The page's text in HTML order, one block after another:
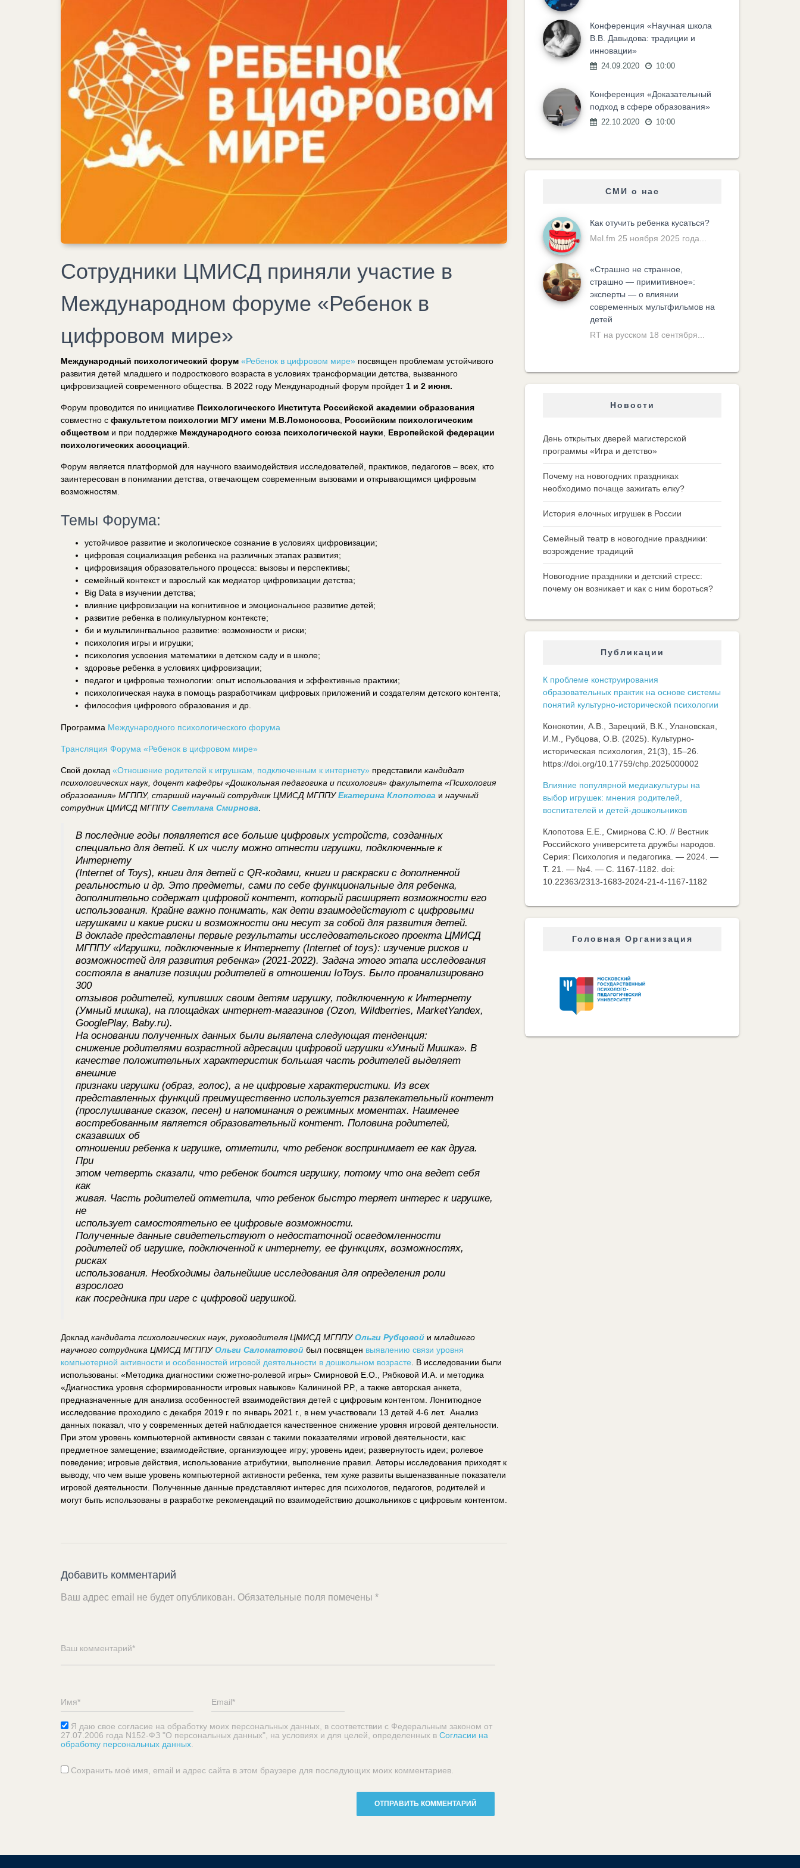
Сотрудники ЦМИСД приняли участие в
Международном форуме «Ребенок в
цифровом мире»
Международный психологический форум «Ребенок в цифровом мире» посвящен проблемам устойчивого
развития детей младшего и подросткового возраста в условиях трансформации детства, вызванного
цифровизацией современного общества. В 2022 году Международный форум пройдет1 и 2 июня.
Форум проводится по инициативе Психологического Института Российской академии образования
совместно с факультетом психологии МГУ имени М.В.Ломоносова, Российским психологическим
обществом и при поддержке Международного союза психологической науки, Европейской федерации
психологических ассоциаций.
Форум является платформой для научного взаимодействия исследователей, практиков, педагогов – всех, кто
заинтересован в понимании детства, отвечающем современным вызовами и открывающимся цифровым
возможностям.
Темы Форума:
устойчивое развитие и экологическое сознание в условиях цифровизации;
цифровая социализация ребенка на различных этапах развития;
цифровизация образовательного процесса: вызовы и перспективы;
семейный контекст и взрослый как медиатор цифровизации детства;
Big Data в изучении детства;
влияние цифровизации на когнитивное и эмоциональное развитие детей;
развитие ребенка в поликультурном контексте;
би и мультилингвальное развитие: возможности и риски;
психология игры и игрушки;
психология усвоения математики в детском саду и в школе;
здоровье ребенка в условиях цифровизации;
педагог и цифровые технологии: опыт использования и эффективные практики;
психологическая наука в помощь разработчикам цифровых приложений и создателям детского контента;
философия цифрового образования и др.
Программа Международного психологического форума
Трансляция Форума «Ребенок в цифровом мире»
Свой доклад «Отношение родителей к игрушкам, подключенным к интернету» представили кандидат
психологических наук, доцент кафедры «Дошкольная педагогика и психология» факультета «Психология
образования» МГППУ, старший научный сотрудник ЦМИСД МГППУ Екатерина Клопотова и научный
сотрудник ЦМИСД МГППУ Светлана Смирнова.
В последние годы появляется все больше цифровых устройств, созданных
специально для детей. К их числу можно отнести игрушки, подключенные к
Интернету
(Internet of Toys), книги для детей с QR-кодами, книги и раскраски с дополненной
реальностью и др. Это предметы, сами по себе функциональные для ребенка,
дополнительно содержат цифровой контент, который расширяет возможности его
использования. Крайне важно понимать, как дети взаимодействуют с цифровыми
игрушками и какие риски и возможности они несут за собой для развития детей.
В докладе представлены первые результаты исследовательского проекта ЦМИСД
МГППУ «Игрушки, подключенные к Интернету (Internet of toys): изучение рисков и
возможностей для развития ребенка» (2021-2022). Задача этого этапа исследования
состояла в анализе позиции родителей в отношении IoToys. Было проанализировано
300
отзывов родителей, купивших своим детям игрушку, подключенную к Интернету
(Умный мишка), на площадках интернет-магазинов (Ozon, Wildberries, MarketYandex,
GooglePlay, Baby.ru).
На основании полученных данных были выявлена следующая тенденция:
снижение родителями возрастной адресации цифровой игрушки «Умный Мишка». В
качестве положительных характеристик большая часть родителей выделяет
внешние
признаки игрушки (образ, голос), а не цифровые характеристики. Из всех
представленных функций преимущественно используется развлекательный контент
(прослушивание сказок, песен) и напоминания о режимных моментах. Наименее
востребованным является образовательный контент. Половина родителей,
сказавших об
отношении ребенка к игрушке, отметили, что ребенок воспринимает ее как друга.
При
этом четверть сказали, что ребенок боится игрушку, потому что она ведет себя
как
живая. Часть родителей отметила, что ребенок быстро теряет интерес к игрушке,
не
использует самостоятельно ее цифровые возможности.
Полученные данные свидетельствуют о недостаточной осведомленности
родителей об игрушке, подключенной к интернету, ее функциях, возможностях,
рисках
использования. Необходимы дальнейшие исследования для определения роли
взрослого
как посредника при игре с цифровой игрушкой.
Доклад кандидата психологических наук, руководителя ЦМИСД МГППУ Ольги Рубцовой и младшего
научного сотрудника ЦМИСД МГППУ Ольги Саломатовой был посвящен выявлению связи уровня
компьютерной активности и особенностей игровой деятельности в дошкольном возрасте. В исследовании были
использованы: «Методика диагностики сюжетно-ролевой игры» Смирновой Е.О., Рябковой И.А. и методика
«Диагностика уровня сформированности игровых навыков» Калининой Р.Р., а также авторская анкета,
предназначенные для анализа особенностей взаимодействия детей с цифровым контентом. Лонгитюдное
исследование проходило с декабря 2019 г. по январь 2021 г., в нем участвовали 13 детей 4-6 лет. Анализ
данных показал, что у современных детей наблюдается качественное снижение уровня игровой деятельности.
При этом уровень компьютерной активности связан с такими показателями игровой деятельности, как:
предметное замещение; взаимодействие, организующее игру; уровень идеи; развернутость идеи; ролевое
поведение; игровые действия, использование атрибутики, выполнение правил. Авторы исследования приходят к
выводу, что чем выше уровень компьютерной активности ребенка, тем хуже развиты вышеназванные показатели
игровой деятельности. Полученные данные представляют интерес для психологов, педагогов, родителей и
могут быть использованы в разработке рекомендаций по взаимодействию дошкольников с цифровым контентом.
Добавить комментарий
Ваш адрес email не будет опубликован. Обязательные поля помечены *
Я даю свое согласие на обработку моих персональных данных, в соответствии с Федеральным законом от
27.07.2006 года N152-ФЗ "О персональных данных", на условиях и для целей, определенных в Согласии на
обработку персональных данных
Сохранить моё имя, email и адрес сайта в этом браузере для последующих моих комментариев.
Конференция «Научная школа
В.В. Давыдова: традиции и
инновации»
24.09.2020 10:00
Конференция «Доказательный
подход в сфере образования»
22.10.2020 10:00
СМИ о нас
Как отучить ребенка кусаться?
Mel.fm 25 ноября 2025 года...
«Cтрашно не странное,
страшно — примитивное»:
эксперты — о влиянии
современных мультфильмов на
детей
RT на русском 18 сентября...
Новости
День открытых дверей магистерской
программы «Игра и детство»
Почему на новогодних праздниках
необходимо почаще зажигать елку?
История елочных игрушек в России
Семейный театр в новогодние праздники:
возрождение традиций
Новогодние праздники и детский стресс:
почему он возникает и как с ним бороться?
Публикации
К проблеме конструирования
образовательных практик на основе системы
понятий культурно-исторической психологии
Конокотин, А.В., Зарецкий, В.К., Улановская,
И.М., Рубцова, О.В. (2025). Культурно-
историческая психология, 21(3), 15–26.
https://doi.org/10.17759/chp.2025000002
Влияние популярной медиакультуры на
выбор игрушек: мнения родителей,
воспитателей и детей-дошкольников
Клопотова Е.Е., Смирнова С.Ю. // Вестник
Российского университета дружбы народов.
Серия: Психология и педагогика. — 2024. —
Т. 21. — №4. — C. 1167-1182. doi:
10.22363/2313-1683-2024-21-4-1167-1182
Головная Организация